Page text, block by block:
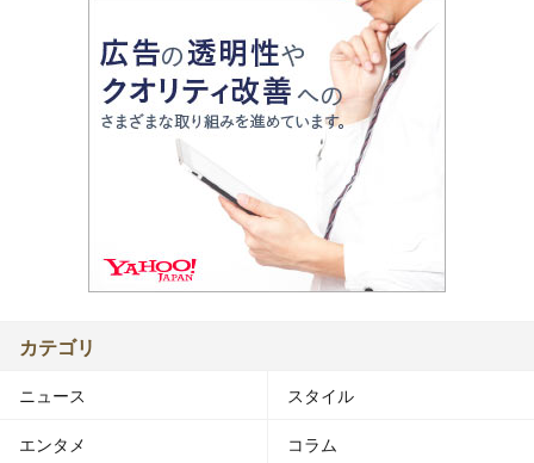
カテゴリ
ニュース スタイル
エンタメ コラム